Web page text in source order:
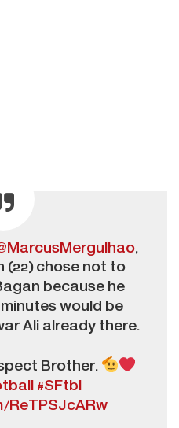
,
(22) chose not to
because he
would be
Ali already there.
Brother.
#SFtbl
ReTPSJcARw